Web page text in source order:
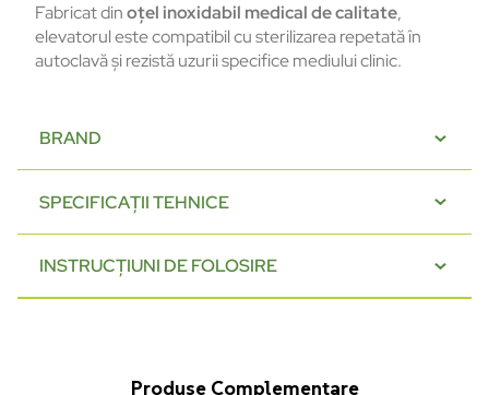
Fabricat dinoțel inoxidabil medical de calitate,
elevatorul este compatibil cu sterilizarea repetată în
autoclavă și rezistă uzurii specifice mediului clinic.
BRAND
SPECIFICAȚII TEHNICE
INSTRUCȚIUNI DE FOLOSIRE
Produse Complementare